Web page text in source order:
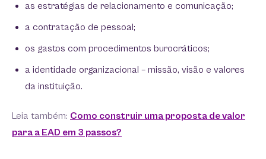
as estratégias de relacionamento e comunicação;
a contratação de pessoal;
os gastos com procedimentos burocráticos;
a identidade organizacional – missão, visão e valores
da instituição.
Leia também: Como construir uma proposta de valor
para a EAD em 3 passos?